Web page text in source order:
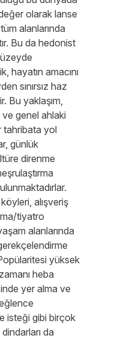
olarak lanse
alanlarında
Bu da hedonist
hayatın amacını
sınırsız haz
Bu yaklaşım,
genel ahlaki
tahribata yol
günlük
direnme
alışveriş
tiyatro
alanlarında
yüksek
heba
yer alma ve
isteği gibi birçok
da